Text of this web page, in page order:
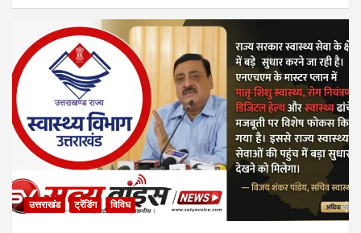
उत्तराखंड ट्रेंडिंग विविध